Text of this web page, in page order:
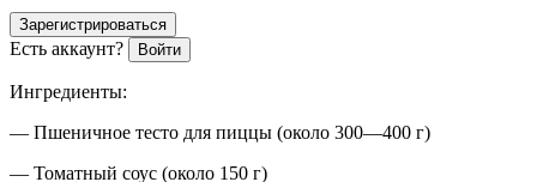
Зарегистрироваться
Есть аккаунт? Войти
Ингредиенты:
— Пшеничное тесто для пиццы (около 300—400 г)
— Томатный соус (около 150 г)